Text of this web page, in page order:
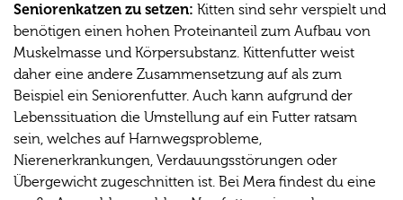
Seniorenkatzen zu setzen: Kitten sind sehr verspielt und
benötigen einen hohen Proteinanteil zum Aufbau von
Muskelmasse und Körpersubstanz. Kittenfutter weist
daher eine andere Zusammensetzung auf als zum
Beispiel ein Seniorenfutter. Auch kann aufgrund der
Lebenssituation die Umstellung auf ein Futter ratsam
sein, welches auf Harnwegsprobleme,
Nierenerkrankungen, Verdauungsstörungen oder
Übergewicht zugeschnitten ist. Bei Mera findest du eine